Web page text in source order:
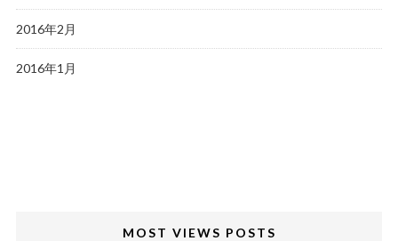
2016年2月
2016年1月
MOST VIEWS POSTS